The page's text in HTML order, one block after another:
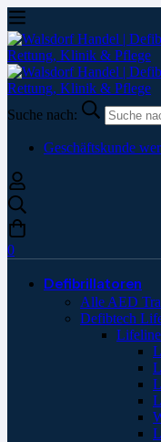
Suche nach:
Geschäftskunde
0
Defibrillatoren
Alle AED
Defibtech